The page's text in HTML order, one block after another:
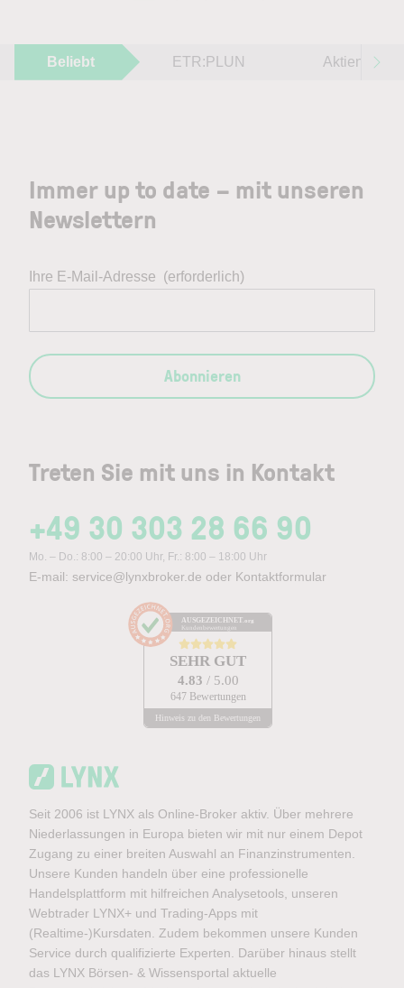
Beliebt ETR:PLUN Aktien im
Treten Sie mit uns in Kontakt
+49 30 303 28 66 90
Mo. – Do.: 8:00 – 20:00 Uhr, Fr.: 8:00 – 18:00 Uhr
E-mail: service@lynxbroker.de oder Kontaktformular
AUSGEZEICHNET .org
Kundenbewertungen
SEHR GUT
4.83 / 5.00
647 Bewertungen
Hinweis zu den Bewertungen
Immer up to date – mit unseren
Newslettern
Ihre E-Mail-Adresse (erforderlich)
Abonnieren
Seit 2006 ist LYNX als Online-Broker aktiv. Über mehrere
Niederlassungen in Europa bieten wir mit nur einem Depot
Zugang zu einer breiten Auswahl an Finanzinstrumenten.
Unsere Kunden handeln über eine professionelle
Handelsplattform mit hilfreichen Analysetools, unseren
Webtrader LYNX+ und Trading-Apps mit
(Realtime-)Kursdaten. Zudem bekommen unsere Kunden
Service durch qualifizierte Experten. Darüber hinaus stellt
das LYNX Börsen- & Wissensportal aktuelle